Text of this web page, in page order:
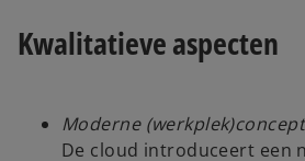
Kwalitatieve aspecten
Moderne
De cloud introduceert een